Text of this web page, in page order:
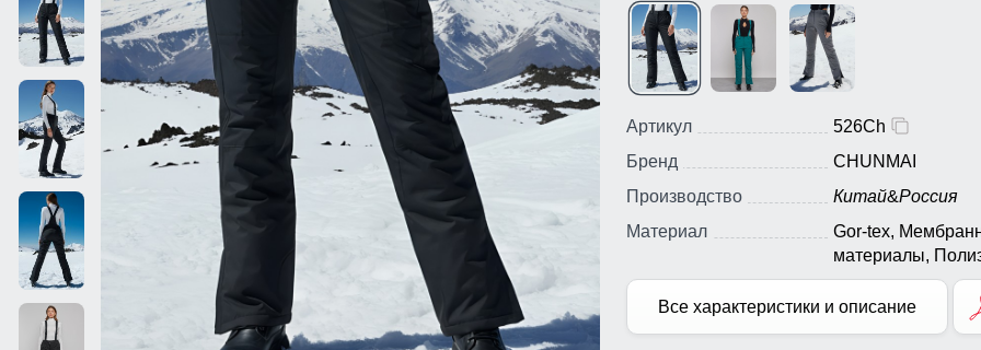
Артикул
526Ch
Бренд
CHUNMAI
Производство
Китай&Россия
Материал
Gor-tex,
материалы,
Плащевка,
Ткань,
Все характеристики и описание